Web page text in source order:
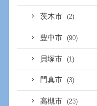
茨木市 (2)
豊中市 (90)
貝塚市 (1)
門真市 (3)
高槻市 (23)